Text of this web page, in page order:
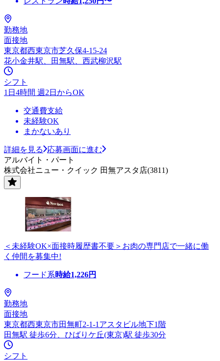
勤務地
面接地
東京都西東京市芝久保4-15-24
花小金井駅、田無駅、西武柳沢駅
シフト
1日4時間 週2日からOK
交通費支給
未経験OK
まかないあり
詳細を見る
応募画面に進む
アルバイト・パート
株式会社ニュー・クイック 田無アスタ店(3811)
＜未経験OK×面接時履歴書不要＞お肉の専門店で一緒に働
く仲間を募集中!
フード系時給1,226円
勤務地
面接地
東京都西東京市田無町2-1-1アスタビル地下1階
田無駅 徒歩6分、ひばりケ丘(東京)駅 徒歩30分
シフト